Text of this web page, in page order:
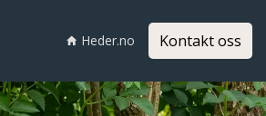
Heder.no Kontakt oss